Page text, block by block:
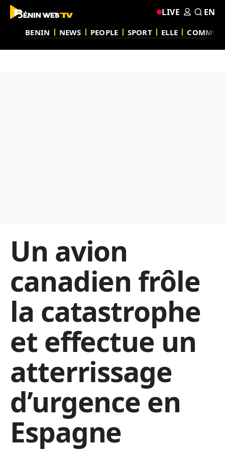
BENIN NEWS PEOPLE SPORT ELLE
LIVE EN
Un avion
canadien frôle
la catastrophe
et effectue un
atterrissage
d’urgence en
Espagne